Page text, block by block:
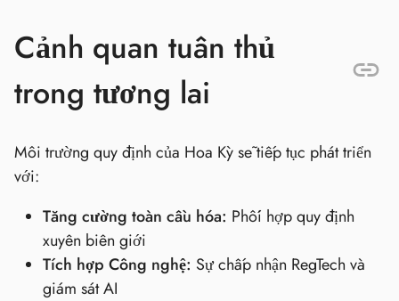
Cảnh quan tuân thủ
trong tương lai
Môi trường quy định của Hoa Kỳ sẽ tiếp tục phát triển
với:
Tăng cường toàn cầu hóa: Phối hợp quy định
xuyên biên giới
Tích hợp Công nghệ: Sự chấp nhận RegTech và
giám sát AI